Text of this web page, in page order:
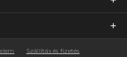
Szállítás és fizetés